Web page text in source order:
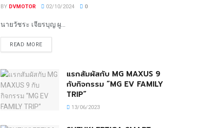
BY DVMOTOR 02/10/2024 0
นายวัชระ เจียรบุญ ผู...
READ MORE
แรกสัมผัสกับ MG MAXUS 9
กับกิจกรรม “MG EV FAMILY
TRIP”
13/06/2023